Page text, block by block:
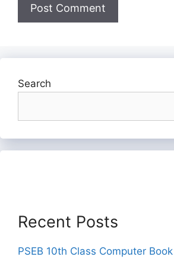
Search
Recent Posts
PSEB 10th Class Computer